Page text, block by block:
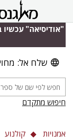
"אודיסיאה"
שלח אל:
חיפוש מתקדם
אמנויות קולנוע